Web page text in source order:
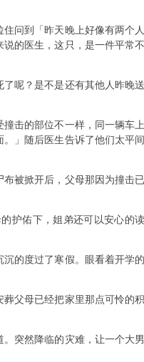
问到「昨天晚上好像有两个人
的医生，这只，是一件平常不
呢？是不是还有其他人昨晚送
击的部位不一样，同一辆车上
」随后医生告诉了他们太平间
被掀开后，父母那因为撞击已
护佑下，姐弟还可以安心的读
的度过了寒假。眼看着开学的
父母已经把家里那点可怜的积
突然降临的灾难，让一个大男